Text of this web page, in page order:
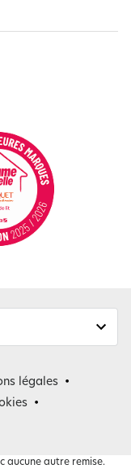
légales
aucune autre remise.